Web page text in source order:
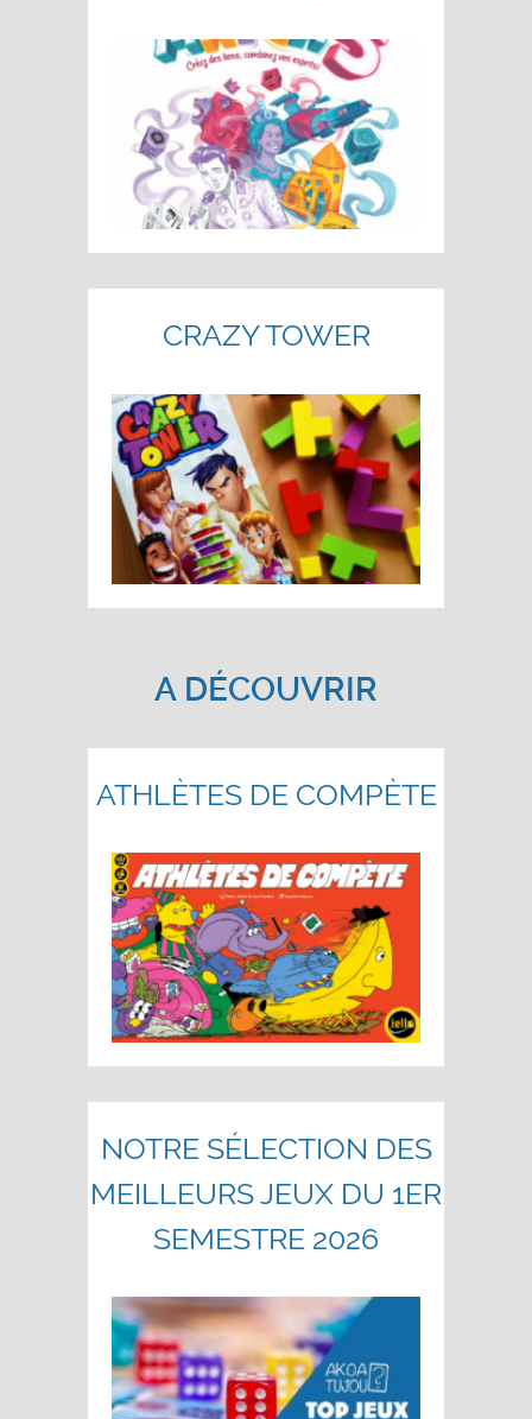
CRAZY TOWER
A DÉCOUVRIR
ATHLÈTES DE COMPÈTE
NOTRE SÉLECTION DES
MEILLEURS JEUX DU 1ER
SEMESTRE 2026